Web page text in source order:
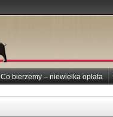
Co bierzemy – niewielka opłata